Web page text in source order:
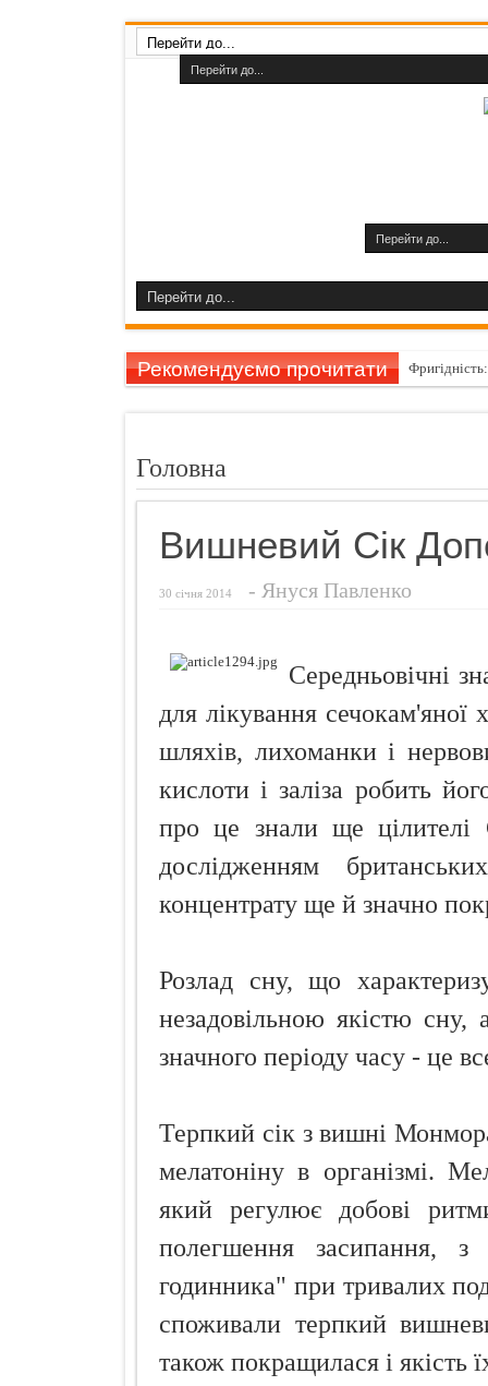
Рекомендуємо прочитати
Шість
Як зробити
Головна
Вишневий Сік
30 січня 2014 - Януся Павленко
Середньовічні
для лікування сечокам'яної
шляхів, лихоманки і
кислоти і заліза робить
про це знали ще цілителі
дослідженням
концентрату ще й значно
Розлад сну, що
незадовільною якістю
значного періоду часу - це
Терпкий сік з вишні
мелатоніну в організмі.
який регулює добові
полегшення засипання, з
годинника" при тривалих
споживали терпкий
також покращилася і якість